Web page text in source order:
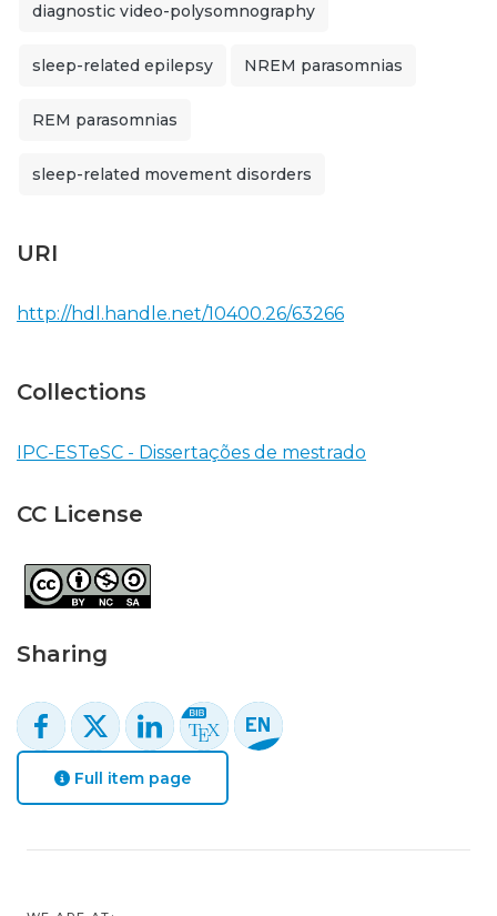
diagnostic video-polysomnography
sleep-related epilepsy NREM parasomnias
REM parasomnias
sleep-related movement disorders
URI
http://hdl.handle.net/10400.26/63266
Collections
IPC-ESTeSC - Dissertações de mestrado
CC License
Sharing
Full item page